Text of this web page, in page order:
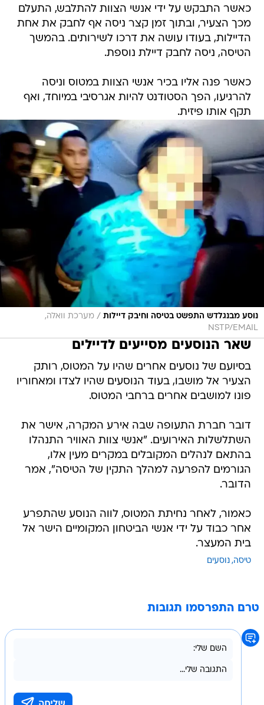
כאשר התבקש על ידי אנשי הצוות להתלבש, התעלם
מכך הצעיר, ובתוך זמן קצר ניסה אף לחבק את אחת
הדיילות, בעודו עושה את דרכו לשירותים. בהמשך
הטיסה, ניסה לחבק דיילת נוספת.
כאשר פנה אליו בכיר אנשי הצוות במטוס וניסה
להרגיעו, הפך הסטודנט להיות אגרסיבי במיוחד, ואף
תקף אותו פיזית.
נוסע מבנגלדש התפשט בטיסה וחיבק דיילות / מערכת וואלה,
NSTP/EMAIL
שאר הנוסעים מסייעים לדיילים
בסיועם של נוסעים אחרים שהיו על המטוס, רותק
הצעיר אל מושבו, בעוד הנוסעים שהיו לצדו ומאחוריו
פונו למושבים אחרים ברחבי המטוס.
דובר חברת התעופה שבה אירע המקרה, אישר את
השתלשלות האירועים. "אנשי צוות האוויר התנהלו
בהתאם לנהלים המקובלים במקרים מעין אלו,
הגורמים להפרעה למהלך התקין של הטיסה", אמר
הדובר.
כאמור, לאחר נחיתת המטוס, לווה הנוסע שהתפרע
אחר כבוד על ידי אנשי הביטחון המקומיים הישר אל
בית המעצר.
טיסה נוסעים
טרם התפרסמו תגובות